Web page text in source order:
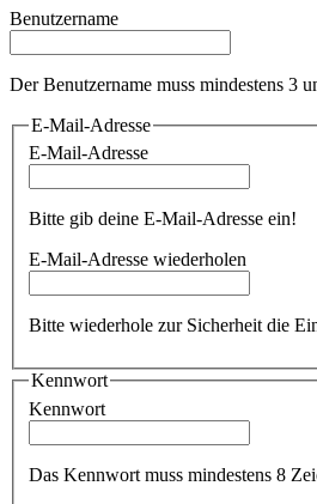
Benutzername
Der Benutzername muss mindestens 3
E-Mail-Adresse
E-Mail-Adresse
Bitte gib deine E-Mail-Adresse ein!
E-Mail-Adresse wiederholen
Bitte wiederhole zur Sicherheit die
Kennwort
Kennwort
Das Kennwort muss mindestens 8